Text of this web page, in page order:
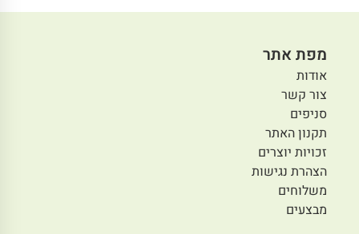
מפת אתר
אודות
צור קשר
סניפים
תקנון האתר
זכויות יוצרים
הצהרת נגישות
משלוחים
מבצעים